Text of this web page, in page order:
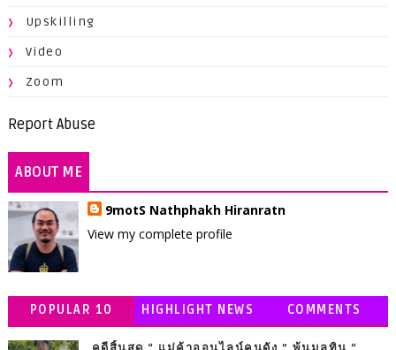
Upskilling
Video
Zoom
Report Abuse
ABOUT ME
9motS Nathphakh Hiranratn
View my complete profile
POPULAR 10 HIGHLIGHT NEWS COMMENTS